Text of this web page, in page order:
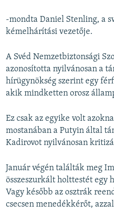
-mondta Daniel Stenling, a
kémelhárítási vezetője.
A Svéd Nemzetbiztonsági
azonosította nyilvánosan a
hírügynökség szerint egy
akik mindketten orosz
Ez csak az egyike volt
mostanában a Putyin által
Kadirovot nyilvánosan
Január végén találták meg
összeszurkált holttestét egy
Vagy később az osztrák
csecsen menedékkérőt,